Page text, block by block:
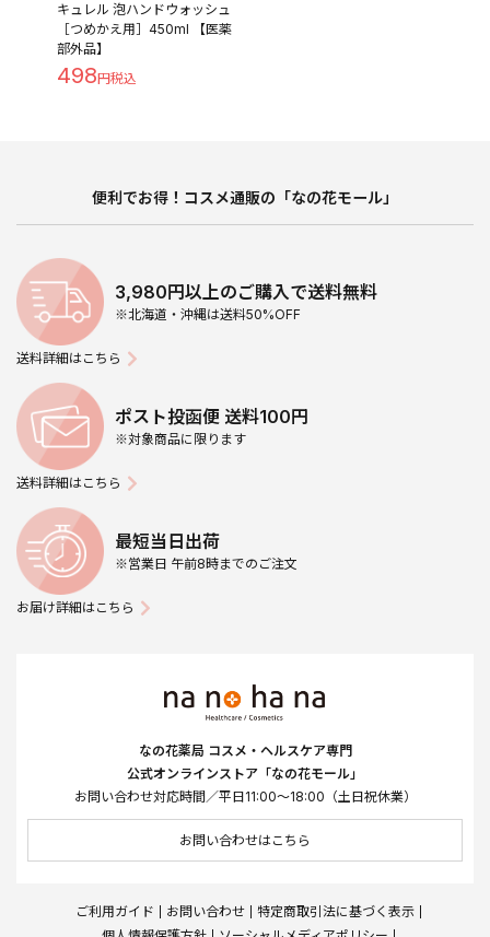
キュレル 泡ハンドウォッシュ
［つめかえ用］450ml 【医薬
部外品】
498
便利でお得！コスメ通販の「なの花モール」
3,980円以上のご購入で送料無料
※北海道・沖縄は送料50%OFF
送料詳細はこちら
ポスト投函便 送料100円
※対象商品に限ります
送料詳細はこちら
最短当日出荷
※営業日 午前8時までのご注文
お届け詳細はこちら
なの花薬局 コスメ・ヘルスケア専門
公式オンラインストア「なの花モール」
お問い合わせ対応時間／平日11:00～18:00（土日祝休業）
お問い合わせはこちら
ご利用ガイド お問い合わせ
特定商取引法に基づく表示